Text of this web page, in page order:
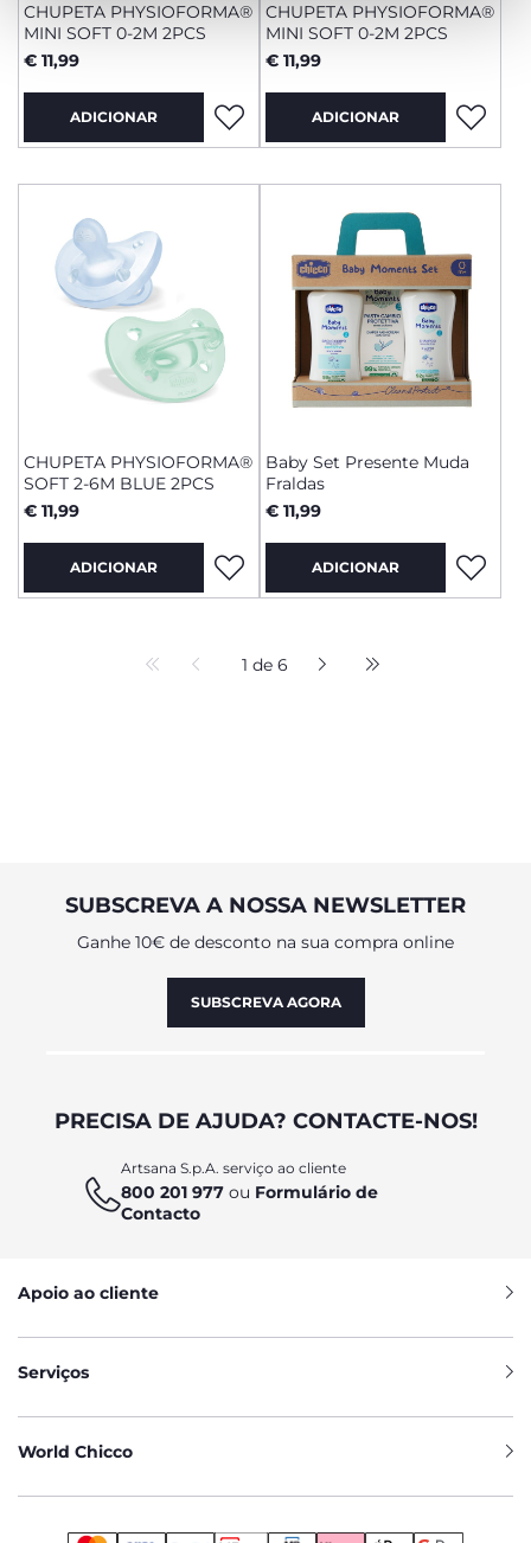
CHUPETA PHYSIOFORMA®
MINI SOFT 0-2M 2PCS
€ 11,99
ADICIONAR
CHUPETA PHYSIOFORMA®
MINI SOFT 0-2M 2PCS
€ 11,99
ADICIONAR
CHUPETA PHYSIOFORMA®
SOFT 2-6M BLUE 2PCS
€ 11,99
ADICIONAR
Baby Set Presente Muda
Fraldas
€ 11,99
ADICIONAR
1 de 6
SUBSCREVA A NOSSA NEWSLETTER
Ganhe 10€ de desconto na sua compra online
SUBSCREVA AGORA
PRECISA DE AJUDA? CONTACTE-NOS!
Artsana S.p.A. serviço ao cliente
800 201 977 ou Formulário de
Contacto
Apoio ao cliente
Serviços
World Chicco